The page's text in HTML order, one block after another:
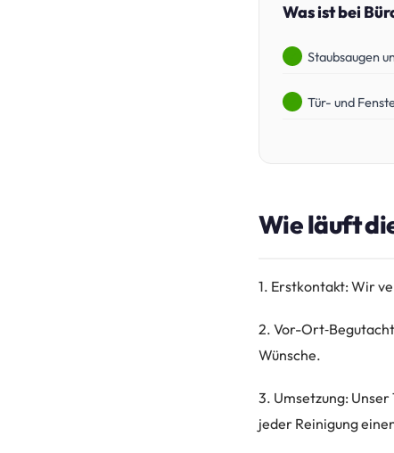
Was ist bei
Staubsaugen
Tür- und
Wie läuft
1. Erstkontakt: Wir
2. Vor-
Wünsche.
3. Umsetzung:
jeder Reinigung